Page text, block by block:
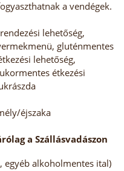
a vendégek.
lehetőség,
gluténmentes
lehetőség,
étkezési
éjszaka
a Szállásvadászon
egyéb alkoholmentes ital)